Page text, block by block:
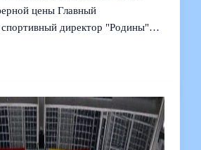
цены Главный
директор "Родины"…